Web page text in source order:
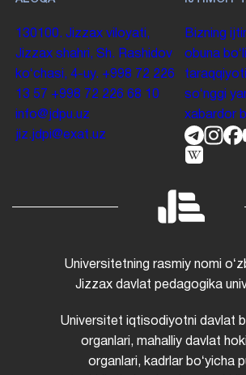
130100. Jizzax viloyati,
Jizzax shahri, Sh. Rashidov
koʻchasi, 4-uy. +998 72 226
13 57 +998 72 226 68 10
info@jdpu.uz
jiz.jdpi@exat.uz
Bizning
obuna
soʻnggi
xabardor
Universitetning rasmiy nomi
Jizzax davlat pedagogika
Universitet iqtisodiyotni davlat
organlari, mahalliy davlat
organlari, kadrlar boʻyicha